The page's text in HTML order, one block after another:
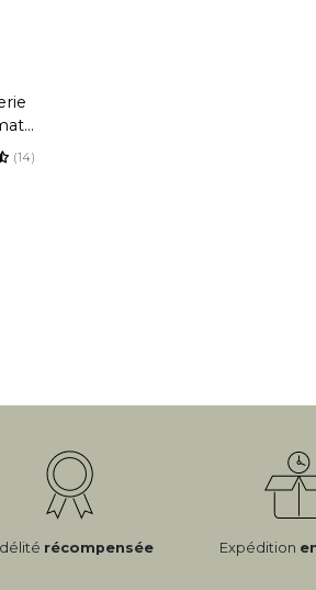
(14)
récompensée Expédition